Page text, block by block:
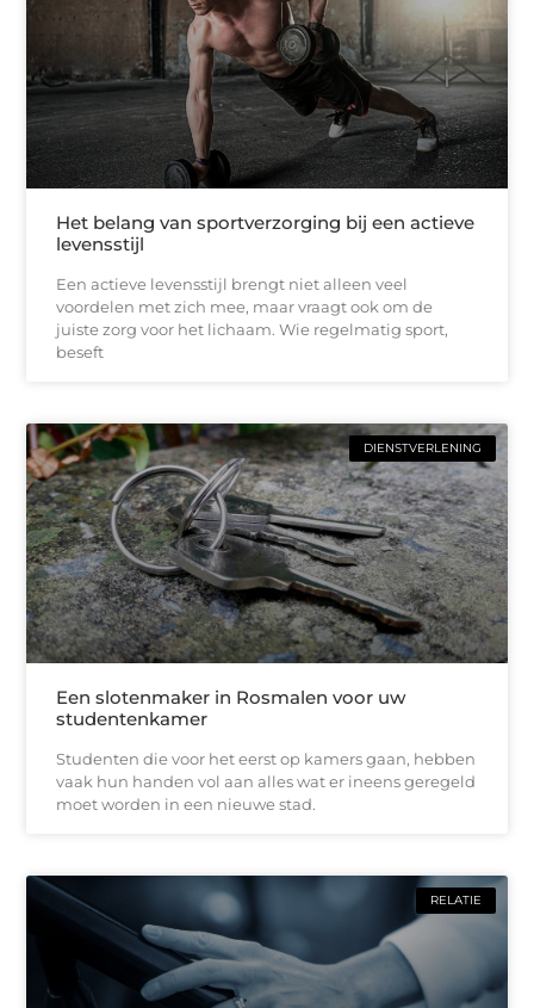
Het belang van sportverzorging bij een actieve
levensstijl
Een actieve levensstijl brengt niet alleen veel
voordelen met zich mee, maar vraagt ook om de
juiste zorg voor het lichaam. Wie regelmatig sport,
beseft
DIENSTVERLENING
Een slotenmaker in Rosmalen voor uw
studentenkamer
Studenten die voor het eerst op kamers gaan, hebben
vaak hun handen vol aan alles wat er ineens geregeld
moet worden in een nieuwe stad.
RELATIE